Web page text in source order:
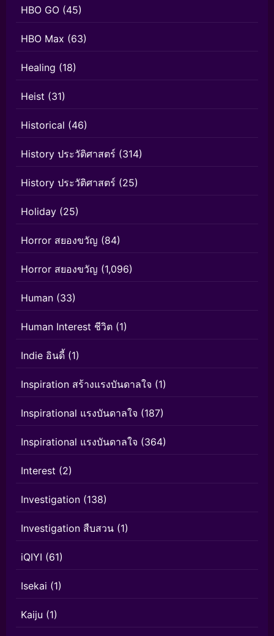
HBO GO (45)
HBO Max (63)
Healing (18)
Heist (31)
Historical (46)
History ประวัติศาสตร์ (314)
History ประวัติศาสตร์ (25)
Holiday (25)
Horror สยองขวัญ (84)
Horror สยองขวัญ (1,096)
Human (33)
Human Interest ชีวิต (1)
Indie อินดี้ (1)
Inspiration สร้างแรงบันดาลใจ (1)
Inspirational แรงบันดาลใจ (187)
Inspirational แรงบันดาลใจ (364)
Interest (2)
Investigation (138)
Investigation สืบสวน (1)
iQIYI (61)
Isekai (1)
Kaiju (1)